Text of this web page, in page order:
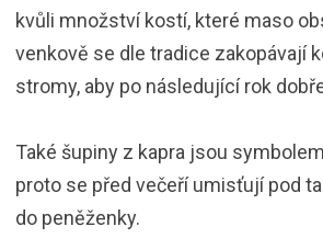
kvůli množství kostí, které maso
venkově se dle tradice zakopávají
stromy, aby po následující rok
Také šupiny z kapra jsou
proto se před večeří umisťují pod
do peněženky.